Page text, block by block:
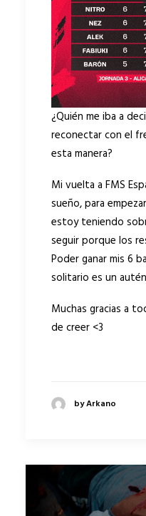
¿Quién me iba a
reconectar con el
esta manera?
Mi vuelta a FMS
sueño, para
estoy teniendo
seguir porque los
Poder ganar mis 6
solitario es un
Muchas gracias a
de creer <3
by Arkano